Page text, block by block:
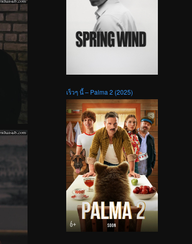
เร็วๆ นี้ – Palma 2 (2025)